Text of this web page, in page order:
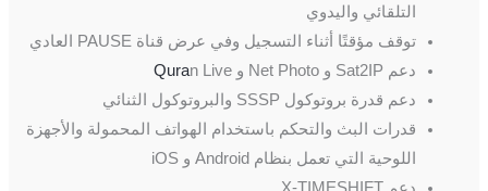
التلقائي واليدوي
توقف مؤقتًا أثناء التسجيل وفي عرض قناة PAUSE العادي
دعم Sat2IP و Net Photo و
Quran Live
دعم قدرة بروتوكول SSSP والبروتوكول الثنائي
قدرات البث والتحكم باستخدام الهواتف المحمولة والأجهزة
اللوحية التي تعمل بنظام Android و iOS